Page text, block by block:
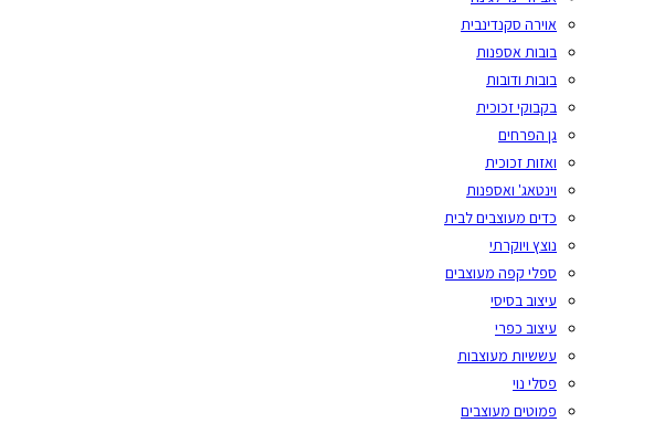
אוירה סקנדינבית
בובות אספנות
בובות ודובות
בקבוקי זכוכית
גן הפרחים
ואזות זכוכית
וינטאג' ואספנות
כדים מעוצבים לבית
נוצץ ויוקרתי
ספלי קפה מעוצבים
עיצוב בסיסי
עיצוב כפרי
עששיות מעוצבות
פסלי נוי
פמוטים מעוצבים